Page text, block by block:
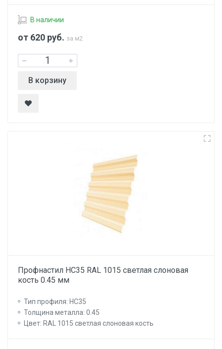
В наличии
от 620 руб. за м2
В корзину
Профнастил НС35 RAL 1015 светлая слоновая
кость 0.45 мм
Тип профиля: НС35
Толщина металла: 0.45
Цвет: RAL 1015 светлая слоновая кость